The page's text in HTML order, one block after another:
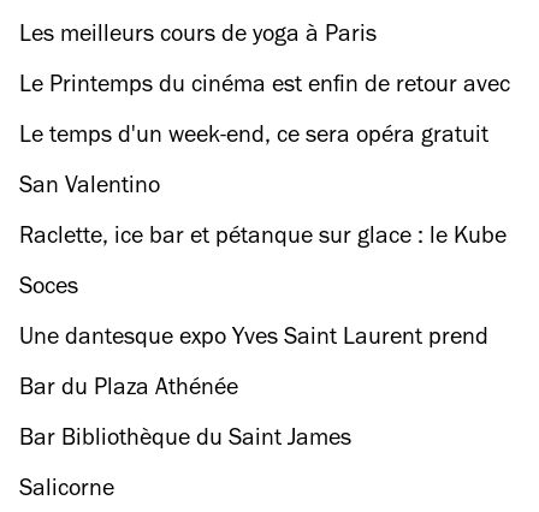
installée au-dessus de la piscine Molitor
Les meilleurs cours de yoga à Paris
Le Printemps du cinéma est enfin de retour avec
ses places à 4 € !
Le temps d'un week-end, ce sera opéra gratuit
pour tous !
San Valentino
Raclette, ice bar et pétanque sur glace : le Kube
Hôtel relance son événement Après-Ski
Soces
Une dantesque expo Yves Saint Laurent prend
place dans six musées parisiens !
Bar du Plaza Athénée
Bar Bibliothèque du Saint James
Salicorne